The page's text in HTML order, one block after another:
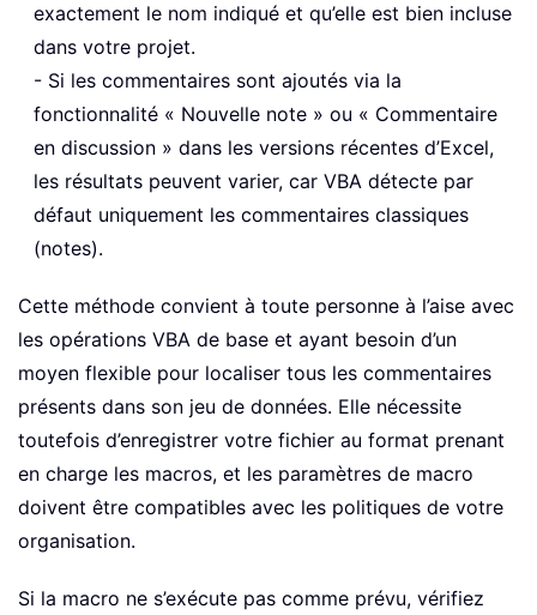
exactement le nom indiqué et qu’elle est bien incluse
dans votre projet.
- Si les commentaires sont ajoutés via la
fonctionnalité « Nouvelle note » ou « Commentaire
en discussion » dans les versions récentes d’Excel,
les résultats peuvent varier, car VBA détecte par
défaut uniquement les commentaires classiques
(notes).
Cette méthode convient à toute personne à l’aise avec
les opérations VBA de base et ayant besoin d’un
moyen flexible pour localiser tous les commentaires
présents dans son jeu de données. Elle nécessite
toutefois d’enregistrer votre fichier au format prenant
en charge les macros, et les paramètres de macro
doivent être compatibles avec les politiques de votre
organisation.
Si la macro ne s’exécute pas comme prévu, vérifiez